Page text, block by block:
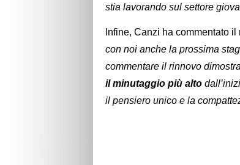
stia lavorando sul settore
Infine, Canzi ha commentato il
con noi anche la prossima
commentare il rinnovo
il minutaggio più alto
il pensiero unico e la